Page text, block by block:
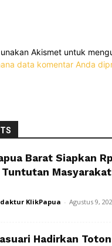
Akismet untuk
data komentar Anda
Barat Siapkan
KlikPapua - Agustus 9,
Hadirkan